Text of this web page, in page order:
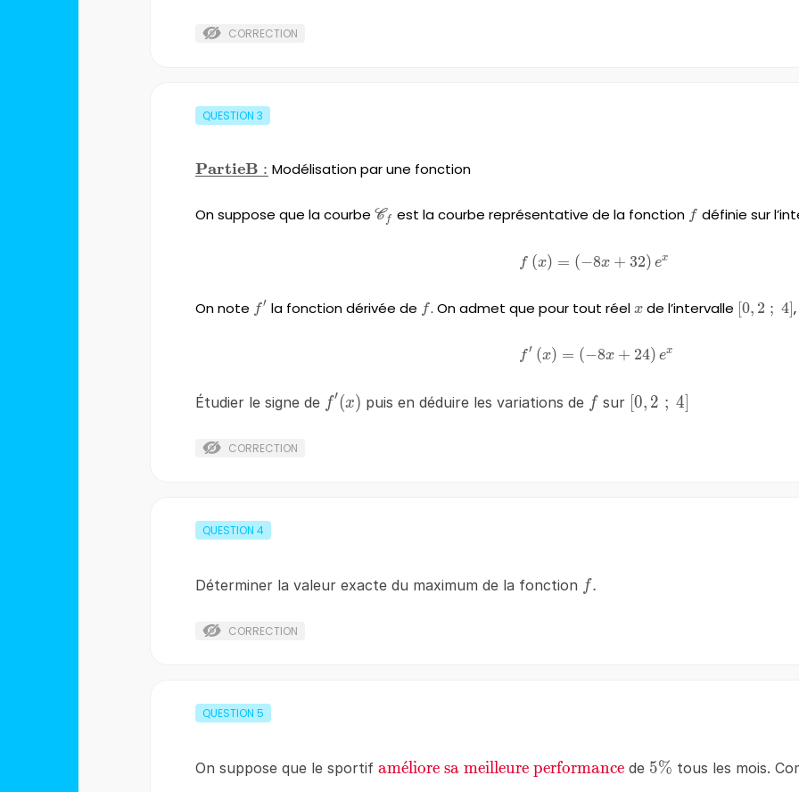
CORRECTION
QUESTION 3
\bf\underline{Partie
PartieB : Modélisation par une fonction
On suppose que la courbe \mathscr{C_f}
Cf est la courbe représentative de la fonction ff définie sur
\qquad\qquad\qquad\qquad\qquad\qquad\qquad\qquad\qquad\qquad
f\left(x\right)=\left(-8x+32\right)e^x
f (x) = (−8x + 32) ex
On note f'
f′ la fonction dérivée de ff. On admet que pour tout réelx
xde l’intervalle [0, 2 ; 4],
\qquad\qquad\qquad\qquad\qquad\qquad\qquad\qquad\qquad\qquad
f'\left(x\right)=\left(-8x+24\right)e^x
f′ (x) = (−8x + 24) ex
Étudier le signe de f'(x)
f′(x) puis en déduire les variations de ff sur [0,2\;;\;4]
[0, 2 ; 4
CORRECTION
QUESTION 4
Déterminer la valeur exacte du maximum de la fonction f.
f.
CORRECTION
QUESTION 5
On suppose que le sportif \red{\text{améliore
ame
ˊliore sa meilleure performance de 5\%
5% tous les mois.